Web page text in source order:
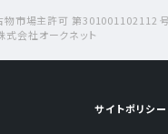
物市場主許可 第301001102112
会社オークネット
サイトポリシー